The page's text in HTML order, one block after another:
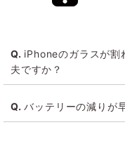
iPhoneのガラスが割
夫ですか？
が広がったり、破片が
険です。
バッテリーの減りが